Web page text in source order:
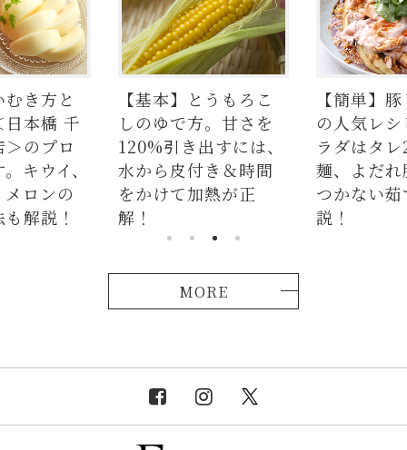
き方と
本橋 千
のプロ
キウイ、
ロンの
解説！
【基本】とうもろこ
しのゆで方。甘さを
120%引き出すには、
水から皮付き＆時間
をかけて加熱が正
解！
【簡単】
の人気レ
ラダはタ
麺、よだ
つかない
説！
MORE